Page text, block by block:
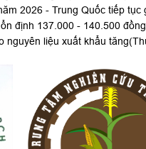
2026 - Trung Quốc tiếp tục
định 137.000 - 140.500
nguyên liệu xuất khẩu tăng